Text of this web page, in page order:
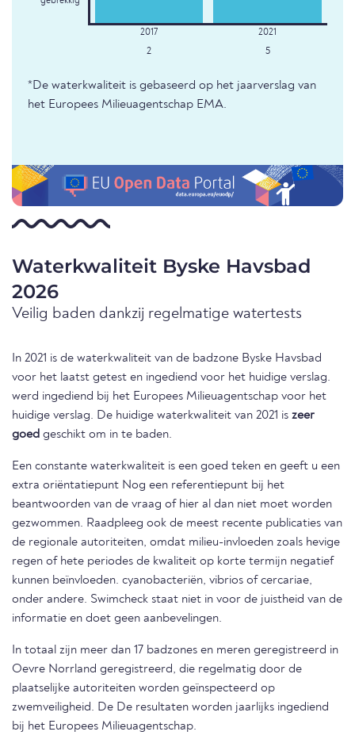
2 5
*De waterkwaliteit is gebaseerd op het jaarverslag van
het Europees Milieuagentschap EMA.
Waterkwaliteit Byske Havsbad
2026
Veilig baden dankzij regelmatige watertests
In 2021 is de waterkwaliteit van de badzone Byske Havsbad
voor het laatst getest en ingediend voor het huidige verslag.
werd ingediend bij het Europees Milieuagentschap voor het
huidige verslag. De huidige waterkwaliteit van 2021 is zeer
goed geschikt om in te baden.
Een constante waterkwaliteit is een goed teken en geeft u een
extra oriëntatiepunt Nog een referentiepunt bij het
beantwoorden van de vraag of hier al dan niet moet worden
gezwommen. Raadpleeg ook de meest recente publicaties van
de regionale autoriteiten, omdat milieu-invloeden zoals hevige
regen of hete periodes de kwaliteit op korte termijn negatief
kunnen beïnvloeden. cyanobacteriën, vibrios of cercariae,
onder andere. Swimcheck staat niet in voor de juistheid van de
informatie en doet geen aanbevelingen.
In totaal zijn meer dan 17 badzones en meren geregistreerd in
Oevre Norrland geregistreerd, die regelmatig door de
plaatselijke autoriteiten worden geïnspecteerd op
zwemveiligheid. De De resultaten worden jaarlijks ingediend
bij het Europees Milieuagentschap.